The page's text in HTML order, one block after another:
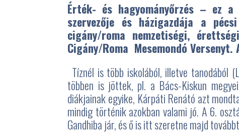
Érték- és hagyományőrzés – ez
szervezője és házigazdája a
cigány/roma nemzetiségi,
Cigány/Roma Mesemondó
Tíznél is több iskolából, illetve tanodából
többen is jöttek, pl. a Bács-Kiskun
diákjainak egyike, Kárpáti Renátó azt
mindig történik azokban valami jó. A 6.
Gandhiba jár, és ő is itt szeretne majd